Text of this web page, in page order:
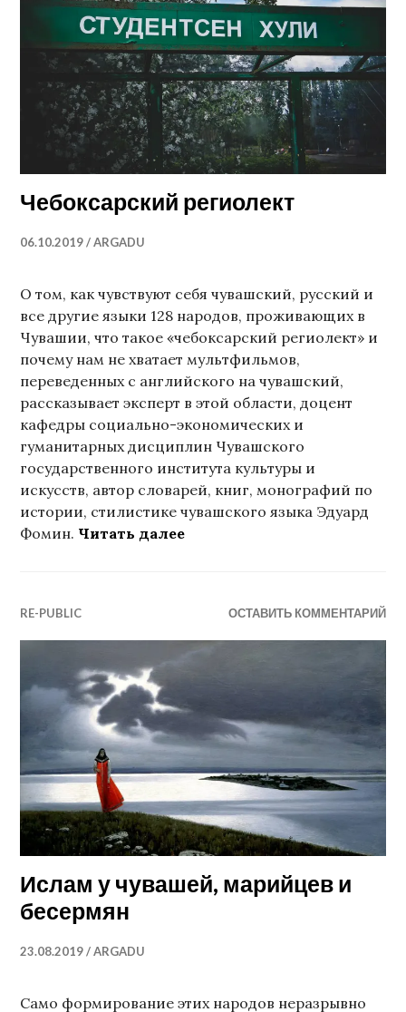
Чебоксарский региолект
06.10.2019 ARGADU
О том, как чувствуют себя чувашский, русский и
все другие языки 128 народов, проживающих в
Чувашии, что такое «чебоксарский региолект» и
почему нам не хватает мультфильмов,
переведенных с английского на чувашский,
рассказывает эксперт в этой области, доцент
кафедры социально-экономических и
гуманитарных дисциплин Чувашского
государственного института культуры и
искусств, автор словарей, книг, монографий по
истории, стилистике чувашского языка Эдуард
Фомин. Читать далееЧебоксарский региолект
RE-PUBLIC ОСТАВИТЬ КОММЕНТАРИЙ
Ислам у чувашей, марийцев и
бесермян
23.08.2019 ARGADU
Само формирование этих народов неразрывно